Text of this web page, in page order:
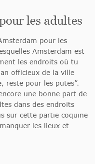
les adultes
pour les
Amsterdam est
les endroits où tu
officieux de la ville
reste pour les putes”.
une bonne part de
dans des endroits
sur cette partie coquine
les lieux et